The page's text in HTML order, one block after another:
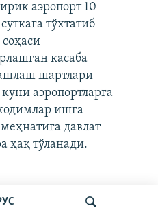
аэропорт 10
тўхтатиб
касаба
шартлари
аэропортларга
ишга
давлат
ҳақ тўланади.